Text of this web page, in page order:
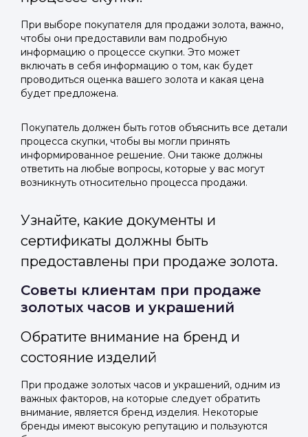
При выборе покупателя для продажи золота, важно,
чтобы они предоставили вам подробную
информацию о процессе скупки. Это может
включать в себя информацию о том, как будет
проводиться оценка вашего золота и какая цена
будет предложена.
Покупатель должен быть готов объяснить все детали
процесса скупки, чтобы вы могли принять
информированное решение. Они также должны
ответить на любые вопросы, которые у вас могут
возникнуть относительно процесса продажи.
Узнайте, какие документы и
сертификаты должны быть
предоставлены при продаже золота.
Советы клиентам при продаже
золотых часов и украшений
Обратите внимание на бренд и
состояние изделий
При продаже золотых часов и украшений, одним из
важных факторов, на которые следует обратить
внимание, является бренд изделия. Некоторые
бренды имеют высокую репутацию и пользуются